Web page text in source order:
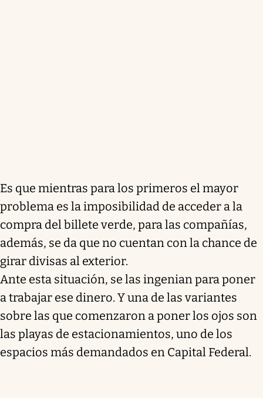
Es que mientras para los primeros el mayor
problema es la imposibilidad de acceder a la
compra del billete verde, para las compañías,
además, se da que no cuentan con la chance de
girar divisas al exterior.
Ante esta situación, se las ingenian para poner
a trabajar ese dinero. Y una de las variantes
sobre las que comenzaron a poner los ojos son
las playas de estacionamientos, uno de los
espacios más demandados en Capital Federal.